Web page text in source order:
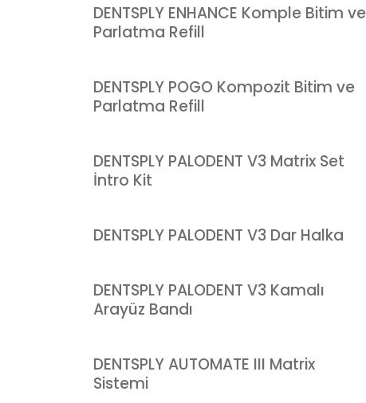
DENTSPLY ENHANCE Komple Bitim ve
Parlatma Refill
DENTSPLY POGO Kompozit Bitim ve
Parlatma Refill
DENTSPLY PALODENT V3 Matrix Set
İntro Kit
DENTSPLY PALODENT V3 Dar Halka
DENTSPLY PALODENT V3 Kamalı
Arayüz Bandı
DENTSPLY AUTOMATE III Matrix
Sistemi